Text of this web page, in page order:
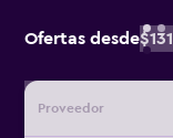
Ofertas desde$131
Proveedor